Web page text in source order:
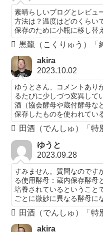
素晴らしいブログとレビュ
方法は？温度はどのくらい
保存のために小瓶に移し替
黒龍（こくりゅう）「
akira
2023.10.02
ゆうとさん、コメントあり
るたびに少しづつ変異して
酒（協会酵母や蔵付酵母な
保存したものを使われてい
田酒（でんしゅ）「特
ゆうと
2023.09.28
すみません。質問なのです
る使用酵母：蔵内保存酵母
培養されているということ
ごとに微妙に異なる酵母に
田酒（でんしゅ）「特
akira